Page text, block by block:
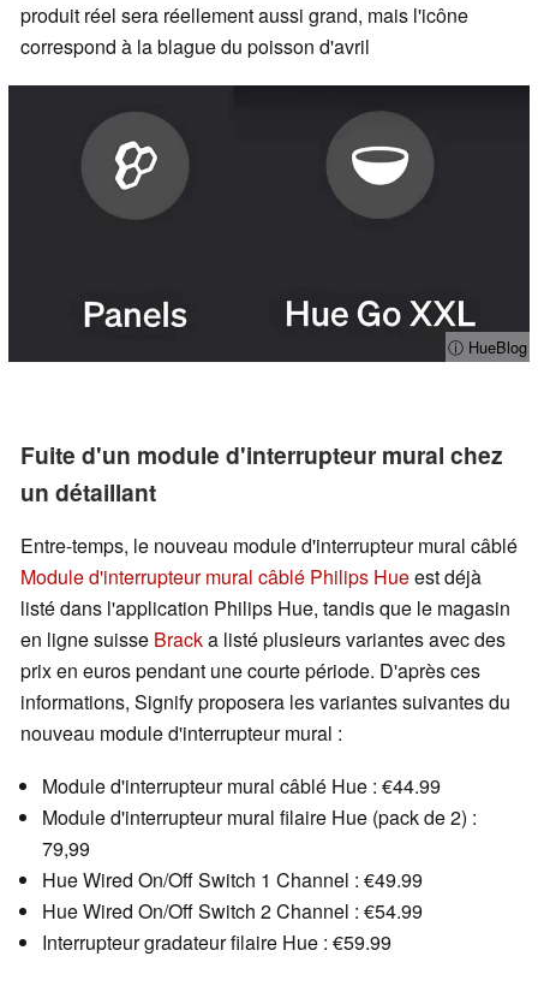
produit réel sera réellement aussi grand, mais l'icône
correspond à la blague du poisson d'avril
ⓘ HueBlog
Fuite d'un module d'interrupteur mural chez
un détaillant
Entre-temps, le nouveau module d'interrupteur mural câblé
Module d'interrupteur mural câblé Philips Hueest déjà
listé dans l'application Philips Hue, tandis que le magasin
en ligne suisse Bracka listé plusieurs variantes avec des
prix en euros pendant une courte période. D'après ces
informations, Signify proposera les variantes suivantes du
nouveau module d'interrupteur mural :
Module d'interrupteur mural câblé Hue : €44.99
Module d'interrupteur mural filaire Hue (pack de 2) :
79,99
Hue Wired On/Off Switch 1 Channel : €49.99
Hue Wired On/Off Switch 2 Channel : €54.99
Interrupteur gradateur filaire Hue : €59.99